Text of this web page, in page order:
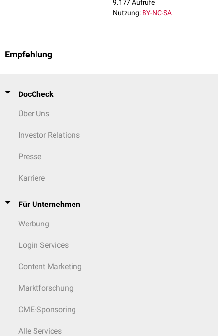
9.177 Aufrufe
Nutzung: BY-NC-SA
Empfehlung
DocCheck
Über Uns
Investor Relations
Presse
Karriere
Für Unternehmen
Werbung
Login Services
Content Marketing
Marktforschung
CME-Sponsoring
Alle Services